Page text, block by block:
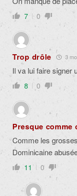
7 0
Trop drôle 3
Il va lui faire signer
8 0
Presque comme
Comme les
Dominicaine
11 0